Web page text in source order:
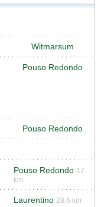
Witmarsum
Pouso Redondo
Pouso Redondo
Pouso Redondo 17
km
Laurentino 28.6 km